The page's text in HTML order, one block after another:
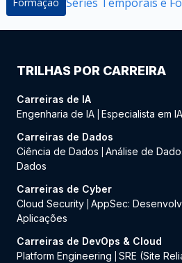
TRILHAS POR CARREIRA
Carreiras de IA
Engenharia de IA Especialista em IA
Carreiras de Dados
Ciência de Dados
Análise de
Dados
Carreiras de Cyber
Cloud Security AppSec:
Aplicações
Carreiras de DevOps & Cloud
Platform Engineering
SRE (Site